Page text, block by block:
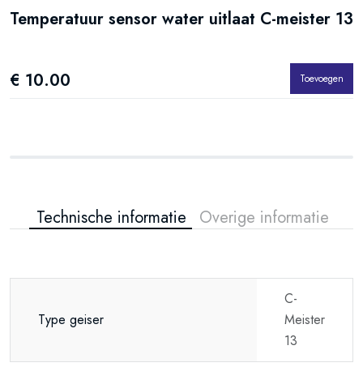
Temperatuur sensor water uitlaat C-meister 13
€ 10.00 Toevoegen
Technische informatie Overige informatie
Type geiser
C-
Meister
13